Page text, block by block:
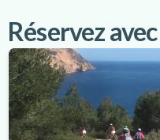
Réservez